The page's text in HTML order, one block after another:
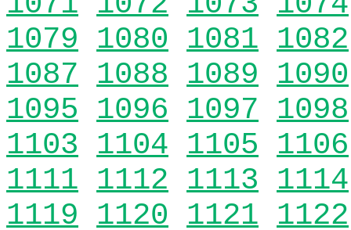
1079 1080 1081 1082
1087 1088 1089 1090
1095 1096 1097 1098
1103 1104 1105 1106
1111 1112 1113 1114
1119 1120 1121 1122